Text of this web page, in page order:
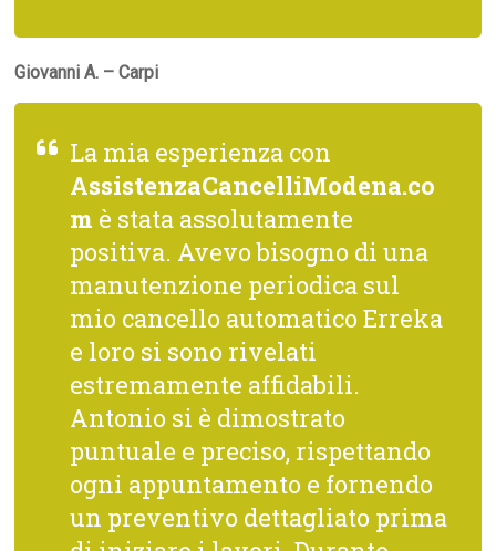
Giovanni A. – Carpi
La mia esperienza con
AssistenzaCancelliModena.co
m è stata assolutamente
positiva. Avevo bisogno di una
manutenzione periodica sul
mio cancello automatico Erreka
e loro si sono rivelati
estremamente affidabili.
Antonio si è dimostrato
puntuale e preciso, rispettando
ogni appuntamento e fornendo
un preventivo dettagliato prima